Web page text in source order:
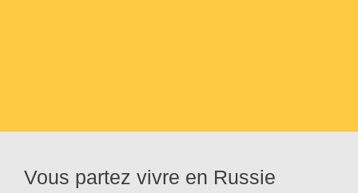
Vous partez vivre en Russie